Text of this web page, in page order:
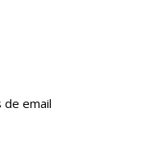
de email